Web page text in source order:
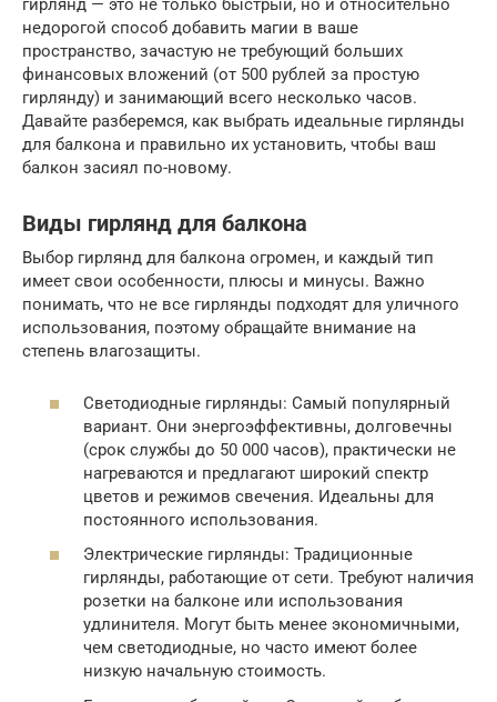
гирлянд — это не только быстрый, но и относительно
недорогой способ добавить магии в ваше
пространство, зачастую не требующий больших
финансовых вложений (от 500 рублей за простую
гирлянду) и занимающий всего несколько часов.
Давайте разберемся, как выбрать идеальные гирлянды
для балкона и правильно их установить, чтобы ваш
балкон засиял по-новому.
Виды гирлянд для балкона
Выбор гирлянд для балкона огромен, и каждый тип
имеет свои особенности, плюсы и минусы. Важно
понимать, что не все гирлянды подходят для уличного
использования, поэтому обращайте внимание на
степень влагозащиты.
Светодиодные гирлянды: Самый популярный
вариант. Они энергоэффективны, долговечны
(срок службы до 50 000 часов), практически не
нагреваются и предлагают широкий спектр
цветов и режимов свечения. Идеальны для
постоянного использования.
Электрические гирлянды: Традиционные
гирлянды, работающие от сети. Требуют наличия
розетки на балконе или использования
удлинителя. Могут быть менее экономичными,
чем светодиодные, но часто имеют более
низкую начальную стоимость.